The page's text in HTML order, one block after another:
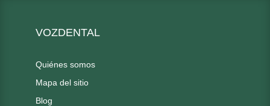
VOZDENTAL
Quiénes somos
Mapa del sitio
Blog